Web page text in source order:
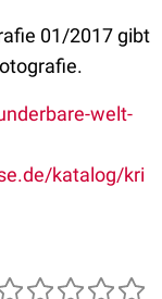
01/2017 gibt
welt-
katalog/kri